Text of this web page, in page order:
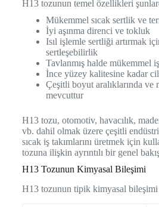
H13 tozunun temel özellikleri
Mükemmel sıcak sertlik ve
İyi aşınma direnci ve tokluk
Isıl işlemle sertliği artırmak
sertleşebilirlik
Tavlanmış halde mükemmel
İnce yüzey kalitesine kadar
Çeşitli boyut aralıklarında ve
mevcuttur
H13 tozu, otomotiv, havacılık,
vb. dahil olmak üzere çeşitli
sıcak iş takımlarını üretmek için
tozuna ilişkin ayrıntılı bir genel
H13 Tozunun Kimyasal Bileşimi
H13 tozunun tipik kimyasal